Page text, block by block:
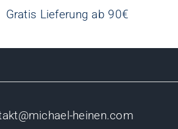
Gratis Lieferung ab 90€
heinen.com